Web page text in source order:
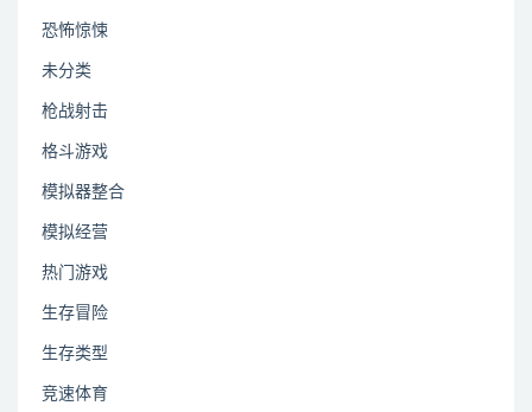
恐怖惊悚
未分类
枪战射击
格斗游戏
模拟器整合
模拟经营
热门游戏
生存冒险
生存类型
竞速体育